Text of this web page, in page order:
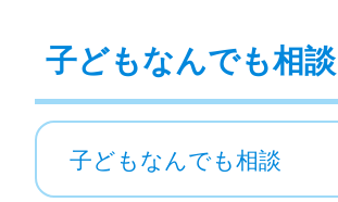
子どもなんでも相談
子どもなんでも相談